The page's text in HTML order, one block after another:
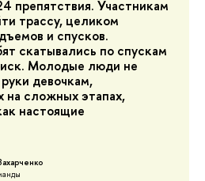
препятствия. Участникам
трассу, целиком
и спусков.
скатывались по спускам
Молодые люди не
девочкам,
на сложных этапах,
настоящие